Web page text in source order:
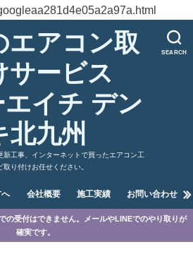
SEARCH
エアコン取
サービス
イチ デン
北九州
新工事、インターネットで買ったエアコン工
取り付けお任せください。
へ 会社概要 施工実績 お問い合わせ
の受付はできません。メールやLINEでのやり取りが
確実です。